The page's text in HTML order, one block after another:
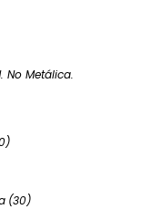
No Metálica.
(30)